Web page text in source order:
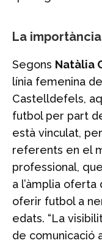
La
Segons Natàlia
línia femenina
Castelldefels,
futbol per part
està vinculat,
referents en el
professional,
a l’àmplia
oferir futbol a
edats. “La
de comunicació